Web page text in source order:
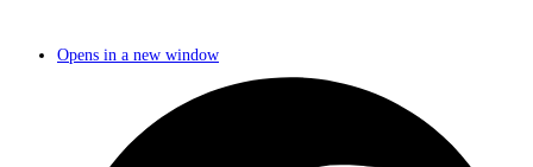
Opens in a new window